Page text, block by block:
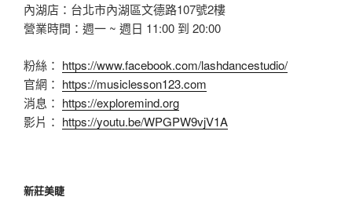
內湖店：台北市內湖區文德路107號2樓
營業時間：週一 ~ 週日 11:00 到 20:00
粉絲： https://www.facebook.com/lashdancestudio/
官網： https://musiclesson123.com
消息： https://exploremind.org
影片： https://youtu.be/WPGPW9vjV1A
新莊美睫